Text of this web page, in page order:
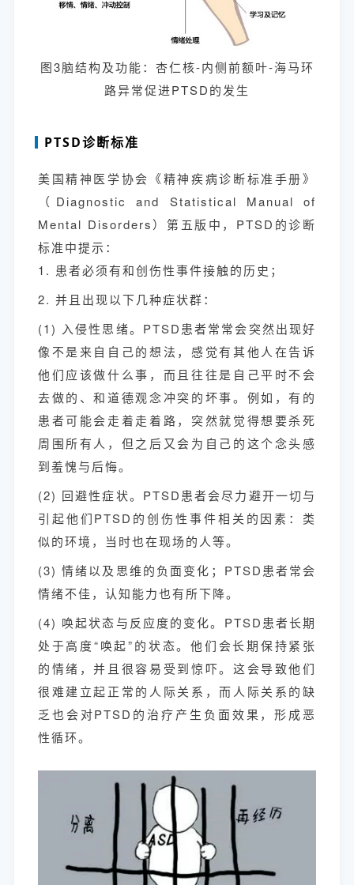
图3脑结构及功能：杏仁核-内侧前额叶-海马环
路异常促进PTSD的发生
PTSD诊断标准
美国精神医学协会《精神疾病诊断标准手册》
（Diagnostic and Statistical Manual of
Mental Disorders）第五版中，PTSD的诊断
标准中提示：
1. 患者必须有和创伤性事件接触的历史；
2. 并且出现以下几种症状群：
(1) 入侵性思绪。PTSD患者常常会突然出现好
像不是来自自己的想法，感觉有其他人在告诉
他们应该做什么事，而且往往是自己平时不会
去做的、和道德观念冲突的坏事。例如，有的
患者可能会走着走着路，突然就觉得想要杀死
周围所有人，但之后又会为自己的这个念头感
到羞愧与后悔。
(2) 回避性症状。PTSD患者会尽力避开一切与
引起他们PTSD的创伤性事件相关的因素：类
似的环境，当时也在现场的人等。
(3) 情绪以及思维的负面变化；PTSD患者常会
情绪不佳，认知能力也有所下降。
(4) 唤起状态与反应度的变化。PTSD患者长期
处于高度“唤起”的状态。他们会长期保持紧张
的情绪，并且很容易受到惊吓。这会导致他们
很难建立起正常的人际关系，而人际关系的缺
乏也会对PTSD的治疗产生负面效果，形成恶
性循环。